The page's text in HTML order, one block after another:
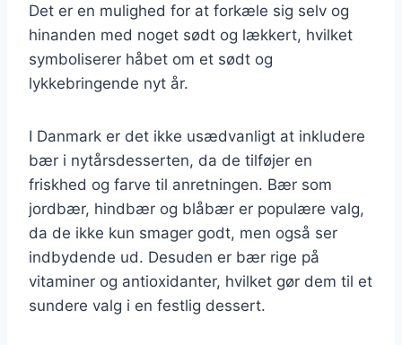
Det er en mulighed for at forkæle sig selv og
hinanden med noget sødt og lækkert, hvilket
symboliserer håbet om et sødt og
lykkebringende nyt år.
I Danmark er det ikke usædvanligt at inkludere
bær i nytårsdesserten, da de tilføjer en
friskhed og farve til anretningen. Bær som
jordbær, hindbær og blåbær er populære valg,
da de ikke kun smager godt, men også ser
indbydende ud. Desuden er bær rige på
vitaminer og antioxidanter, hvilket gør dem til et
sundere valg i en festlig dessert.